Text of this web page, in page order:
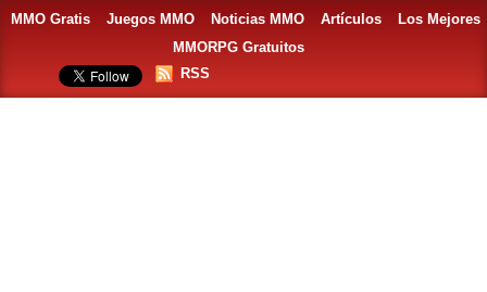
MMO Gratis Juegos MMO Noticias MMO Artículos
Los Mejores
MMORPG Gratuitos
RSS